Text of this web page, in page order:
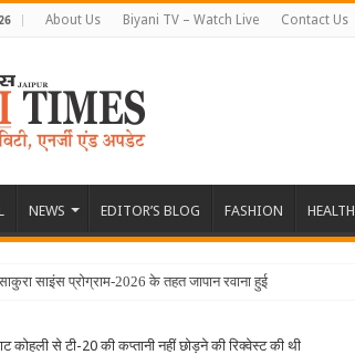
About Us Biyani TV – Watch Live Contact Us
NEWS EDITOR’S BLOG FASHION HEALTH
साइंस प्रोग्राम-2026 के तहत जापान रवाना हुई बियानी ग्रुप
कोहली से टी-20 की कप्तानी नहीं छोड़ने की रिक्वेस्ट की थी